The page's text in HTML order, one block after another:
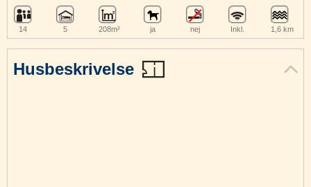
Husbeskrivelse
14 5 208m² ja nej Inkl. 1,6 km